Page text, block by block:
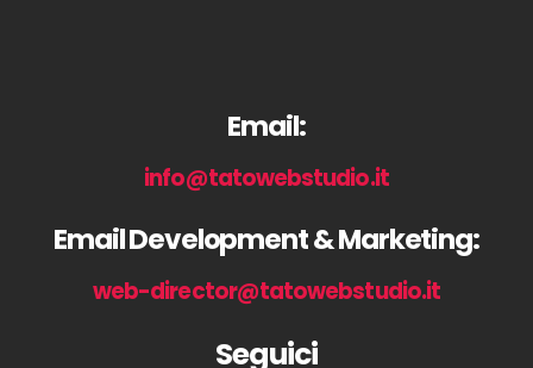
Email:
info@tatowebstudio.it
Email Development & Marketing:
web-director@tatowebstudio.it
Seguici